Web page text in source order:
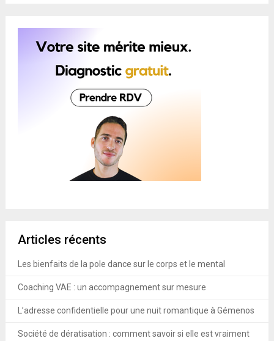
Articles récents
Les bienfaits de la pole dance sur le corps et le mental
Coaching VAE : un accompagnement sur mesure
L’adresse confidentielle pour une nuit romantique à Gémenos
Société de dératisation : comment savoir si elle est vraiment